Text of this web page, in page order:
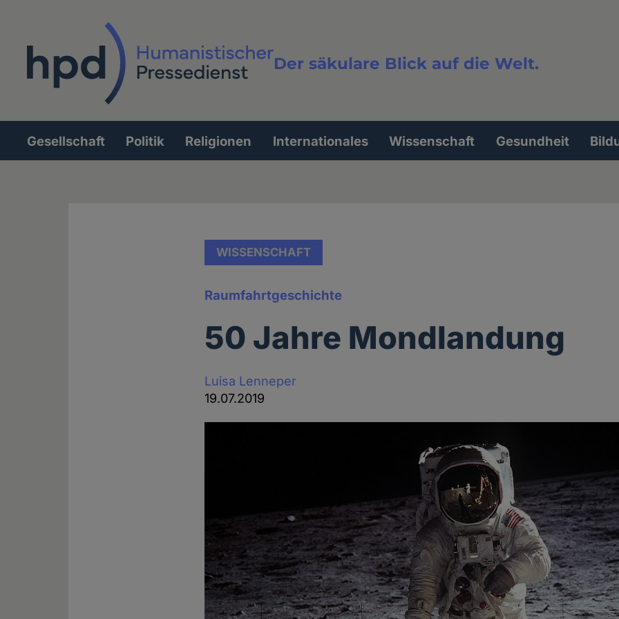
Der säkulare Blick auf die Welt.
Volltextsuche
Hauptnavigation
Gesellschaft Politik Religionen Internationales Wissenschaft Gesundheit
WISSENSCHAFT
Raumfahrtgeschichte
50 Jahre Mondlandung
Luisa Lenneper
19.07.2019